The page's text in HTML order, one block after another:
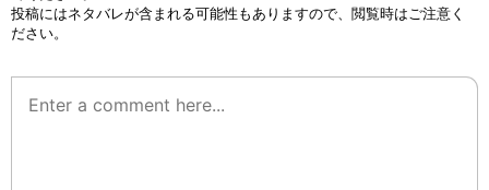
投稿にはネタバレが含まれる可能性もありますので、閲覧時はご注意く
ださい。